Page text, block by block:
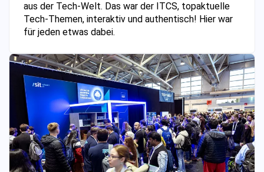
aus der Tech-Welt. Das war der ITCS, topaktuelle
Tech-Themen, interaktiv und authentisch! Hier war
für jeden etwas dabei.